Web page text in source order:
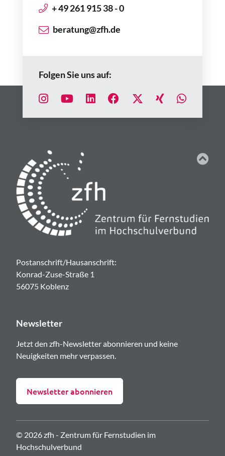
+ 49 261 915 38 - 0
beratung@zfh.de
Folgen Sie uns auf:
Postanschrift/Hausanschrift:
Konrad-Zuse-Straße 1
56075 Koblenz
Newsletter
Jetzt den zfh-Newsletter abonnieren und keine
Neuigkeiten mehr verpassen.
Newsletter abonnieren
© 2026 zfh - Zentrum für Fernstudien im
Hochschulverbund